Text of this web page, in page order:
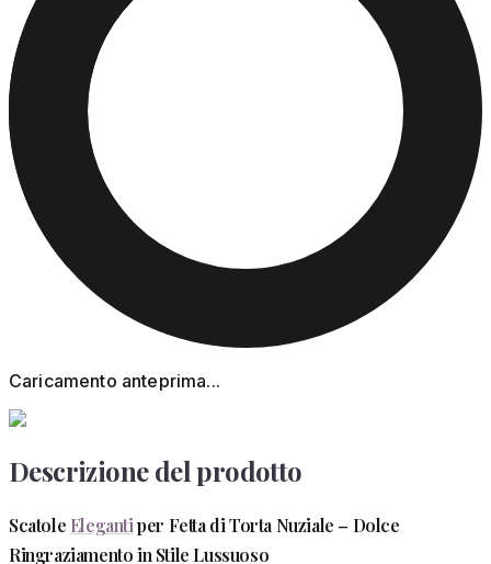
Caricamento anteprima...
Descrizione del prodotto
Scatole Elegantiper Fetta di Torta Nuziale – Dolce
Ringraziamento in Stile Lussuoso